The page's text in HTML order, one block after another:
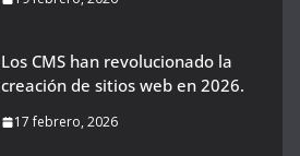
Los CMS han revolucionado la
creación de sitios web en 2026.
17 febrero, 2026